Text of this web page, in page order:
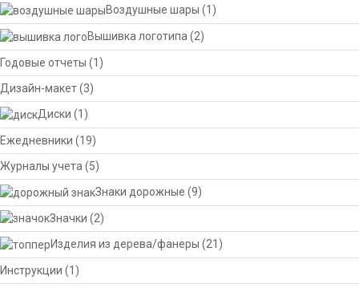
Воздушные шары (1)
Вышивка логотипа (2)
Годовые отчеты (1)
Дизайн-макет(3)
Диски (1)
Ежедневники (19)
Журналы учета (5)
Знаки дорожные (9)
Значки (2)
Изделия из дерева/фанеры (21)
Инструкции (1)